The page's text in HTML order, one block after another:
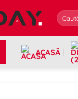
ACASĂ